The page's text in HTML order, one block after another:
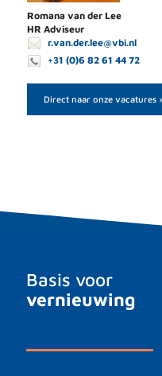
Romana van der Lee
HR Adviseur
r.van.der.lee@vbi.nl
+31 (0)6 82 61 44 72
Direct naar onze vacatures
Basis voor
vernieuwing